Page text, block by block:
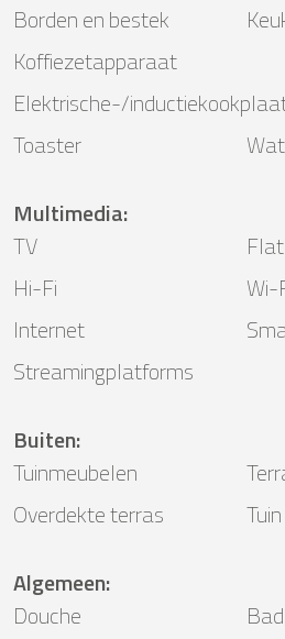
Borden en bestek
Koffiezetapparaat
Elektrische-/
Toaster
Multimedia:
TV
Hi-Fi
Wi-
Internet
Streamingplatforms
Buiten:
Tuinmeubelen
Overdekte terras
Tuin
Algemeen:
Douche